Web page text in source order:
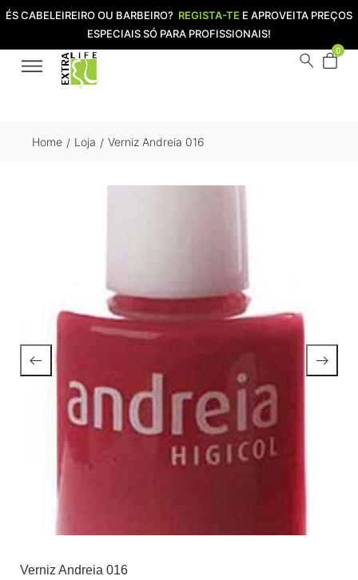
ÉS CABELEIREIRO OU BARBEIRO? REGISTA-TE E APROVEITA PREÇOS
ESPECIAIS SÓ PARA PROFISSIONAIS!
0
Home / Loja / Verniz Andreia 016
Verniz Andreia 016